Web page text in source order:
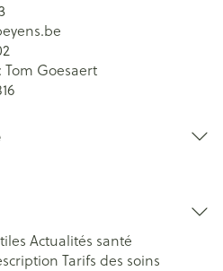
Tom Goesaert
Actualités santé
Tarifs des soins